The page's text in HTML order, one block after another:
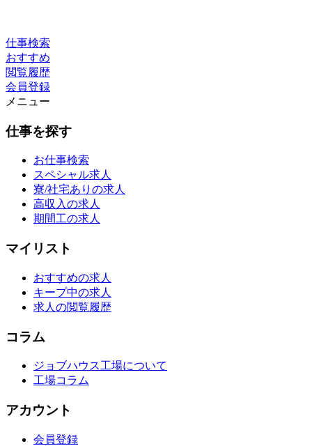
仕事検索
おすすめ
閲覧履歴
会員登録
メニュー
仕事を探す
お仕事検索
スペシャル求人
寮/社宅ありの求人
高収入の求人
期間工の求人
マイリスト
おすすめの求人
キープ中の求人
求人の閲覧履歴
コラム
ジョブハウス工場について
工場コラム
アカウント
会員登録